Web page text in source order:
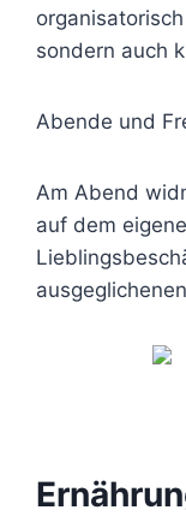
sondern auch
Abende und
Am Abend
auf dem